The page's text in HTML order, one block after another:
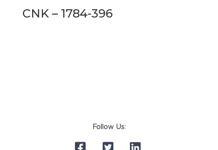
CNK – 1784-396
Follow Us: